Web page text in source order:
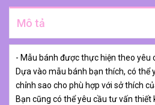
Mô tả
- Mẫu bánh được thực hiện theo yêu
Dựa vào mẫu bánh bạn thích, có thể
chỉnh sao cho phù hợp với sở thích
Bạn cũng có thể yêu cầu tư vấn thiết